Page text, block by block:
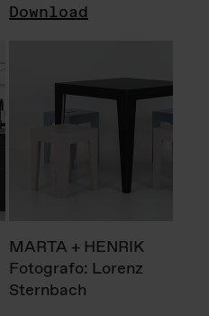
Download
MARTA + HENRIK
Fotografo: Lorenz
Sternbach